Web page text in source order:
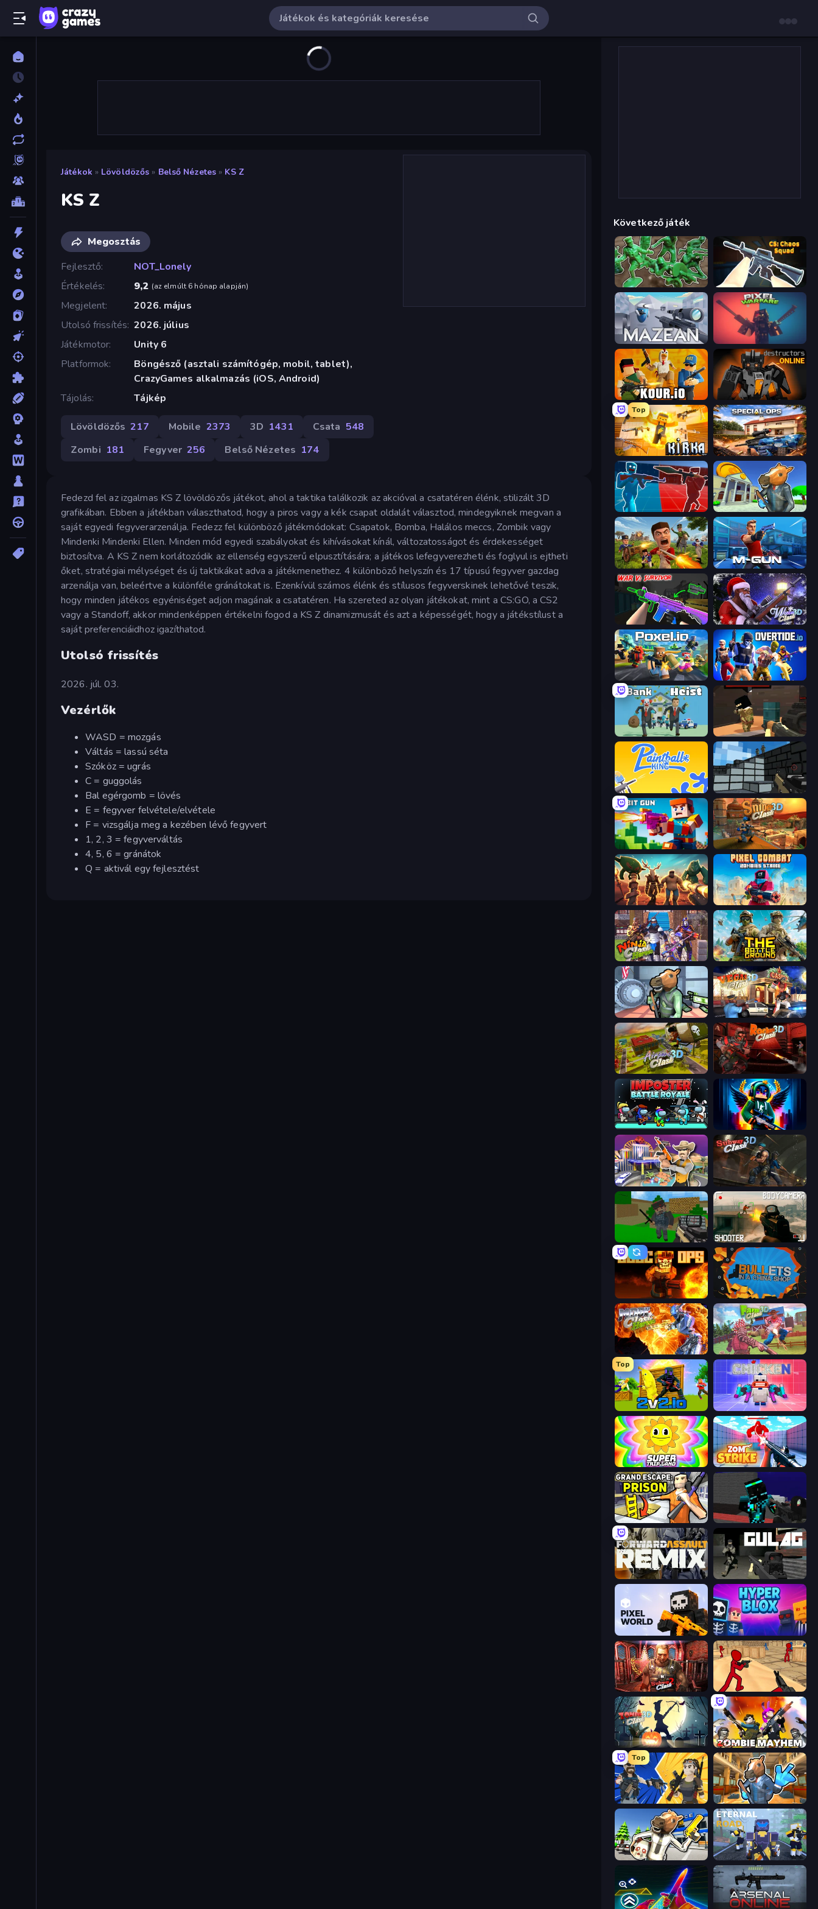
Játékok » Lövöldözős » Belső Nézetes » KS Z
KS Z
Megosztás
Fejlesztő
NOT_Lonely
Értékelés
9,2 (az elmúlt 6 hónap alapján)
Megjelent
2026. május
Utolsó frissítés 2026. július
Játékmotor
Unity 6
Platformok
Böngésző (asztali számítógép, mobil, tablet),
CrazyGames alkalmazás (iOS, Android)
Tájolás
Tájkép
Lövöldözős 217 Mobile 2373 3D 1431 Csata 548
Zombi 181 Fegyver 256 Belső Nézetes 174
Fedezd fel az izgalmas KS Z lövöldözős játékot, ahol a taktika találkozik az akcióval a csatatéren élénk, stilizált 3D
grafikában. Ebben a játékban választhatod, hogy a piros vagy a kék csapat oldalát választod, mindegyiknek megvan a
saját egyedi fegyverarzenálja. Fedezz fel különböző játékmódokat: Csapatok, Bomba, Halálos meccs, Zombik vagy
Mindenki Mindenki Ellen. Minden mód egyedi szabályokat és kihívásokat kínál, változatosságot és érdekességet
biztosítva. A KS Z nem korlátozódik az ellenség egyszerű elpusztítására; a játékos lefegyverezheti és foglyul is ejtheti
őket, stratégiai mélységet és új taktikákat adva a játékmenethez. 4 különböző helyszín és 17 típusú fegyver gazdag
arzenálja van, beleértve a különféle gránátokat is. Ezenkívül számos élénk és stílusos fegyverskinek lehetővé teszik,
hogy minden játékos egyéniséget adjon magának a csatatéren. Ha szereted az olyan játékokat, mint a CS:GO, a CS2
vagy a Standoff, akkor mindenképpen értékelni fogod a KS Z dinamizmusát és azt a képességét, hogy a játékstílust a
saját preferenciáidhoz igazíthatod.
Utolsó frissítés
2026. júl. 03.
Vezérlők
WASD = mozgás
Váltás = lassú séta
Szóköz = ugrás
C = guggolás
Bal egérgomb = lövés
E = fegyver felvétele/elvétele
F = vizsgálja meg a kezében lévő fegyvert
1, 2, 3 = fegyverváltás
4, 5, 6 = gránátok
Q = aktivál egy fejlesztést
Következő játék
Soldiers - Capture and Control! CS: Chaos Squad
Mazean Pixel Warfare
Kour.io Destructors Online
Top
Kirka.io Special Ops: GO
Battle of the Soldiers: Red vs Blue Bank Robbery 3
Redcoats.io Muscle Gun.IO
War V: Survivor Winter Clash 3D
Poxel.io Overtide.io
Bank Heist Pixel Force
Paintball King Pixel Gun 3D
Bit Gun.io Sniper Clash 3D
Horde Crusher Pixel Combat: Zombies Strike
Ninja Clash Heroes The Battleground
Bank Robbery Vegas Clash 3D
Airport Clash 3D Rocket Clash 3D
Imposter Battle Royale
Casino Robbery Subway Clash Remastered
Crazy Pixel Apocalypse BodyCamera Shooter
BLOCOPS BULLets in a China Shop
Moon Clash Heroes Farm Clash 3D
Top
2v2.io Chicken CS
SuperTrip.Land Zom Strike
Grand Escape: Prison Pixel Wars of Hero
Forward Assault Remix Gulag
Pixel World Hyperblox Shooting
Subway Clash 2 Stickman Counter Terror Strike
Zombie Clash 3D: Halloween Zombie Mayhem
Top
BuildNow GG Bank Robbery 2
Bank Robbery: Escape Eternal Road